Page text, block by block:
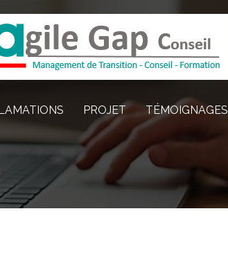
PROJET TÉMOIGNAGES